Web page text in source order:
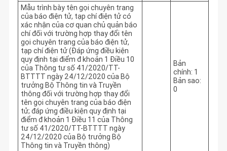
Mẫu trình bày tên gọi chuyên trang
của báo điện tử, tạp chí điện tử có
xác nhận của cơ quan chủ quản báo
chí đối với trường hợp thay đổi tên
gọi chuyên trang của báo điện tử,
tạp chí điện tử (Đáp ứng điều kiện
quy định tại điểm đ khoản 1 Điều 10
của Thông tư số 41/2020/TT-
BTTTT ngày 24/12/2020 của Bộ
trưởng Bộ Thông tin và Truyền
thông đối với trường hợp thay đổi
tên gọi chuyên trang của báo điện
tử; đáp ứng điều kiện quy định tại
điểm đ khoản 1 Điều 11 của Thông
tư số 41/2020/TT-BTTTT ngày
24/12/2020 của Bộ trưởng Bộ
Thông tin và Truyền thông)
Bản
chính: 1
Bản sao:
0